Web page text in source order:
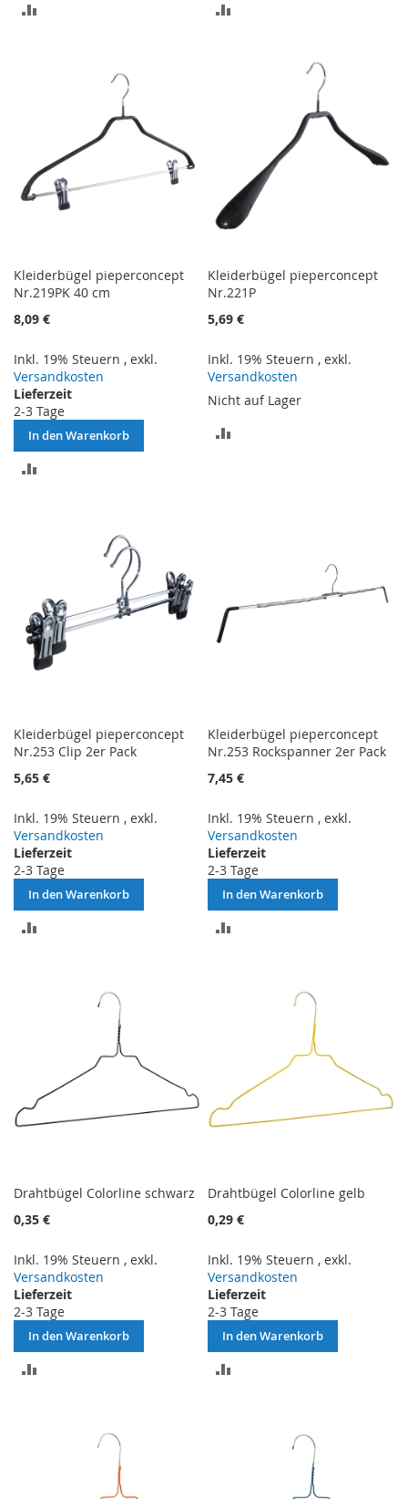
HINZUFÜGEN
HINZUFÜGEN
Kleiderbügel pieperconcept
Nr.219PK 40 cm
8,09 €
Inkl. 19% Steuern , exkl.
Versandkosten
Lieferzeit
2-3 Tage
In den Warenkorb
HINZUFÜGEN
Kleiderbügel pieperconcept
Nr.221P
5,69 €
Inkl. 19% Steuern ,exkl.
Versandkosten
Nicht auf Lager
Kleiderbügel pieperconcept
Nr.253 Clip 2er Pack
5,65 €
Inkl. 19% Steuern , exkl.
Versandkosten
Lieferzeit
2-3 Tage
In den Warenkorb
HINZUFÜGEN
Kleiderbügel pieperconcept
Nr.253 Rockspanner 2er Pack
7,45 €
Inkl. 19% Steuern ,exkl.
Versandkosten
Lieferzeit
2-3 Tage
In den Warenkorb
HINZUFÜGEN
Drahtbügel Colorline schwarz
0,35 €
Inkl. 19% Steuern , exkl.
Versandkosten
Lieferzeit
2-3 Tage
In den Warenkorb
HINZUFÜGEN
Drahtbügel Colorline gelb
0,29 €
Inkl. 19% Steuern ,exkl.
Versandkosten
Lieferzeit
2-3 Tage
In den Warenkorb
HINZUFÜGEN